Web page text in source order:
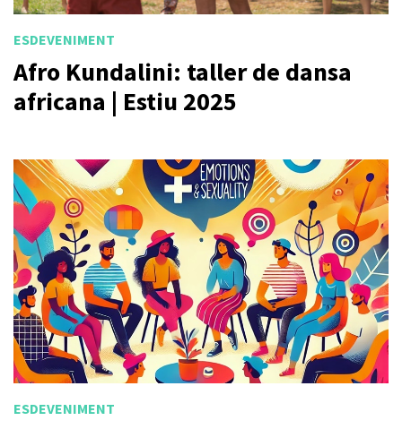
ESDEVENIMENT
Afro Kundalini: taller de dansa
africana | Estiu 2025
ESDEVENIMENT